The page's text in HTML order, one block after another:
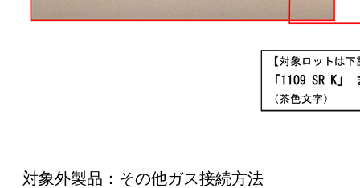
対象外製品：その他ガス接続方法